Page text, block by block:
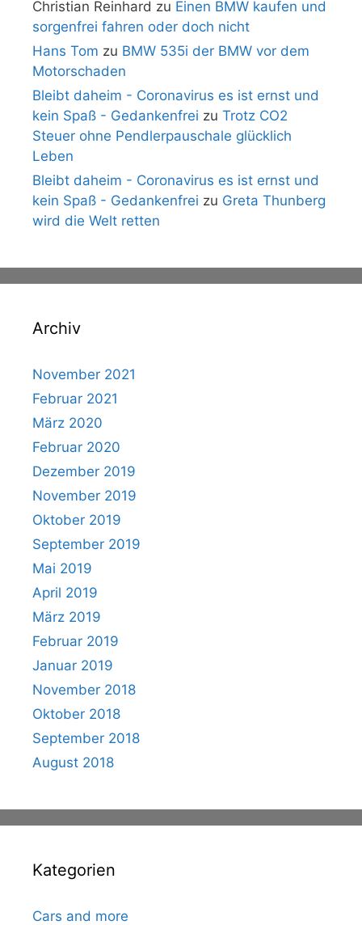
Christian Reinhard zu Einen BMW kaufen und
sorgenfrei fahren oder doch nicht
Hans Tom zu BMW 535i der BMW vor dem
Motorschaden
Bleibt daheim - Coronavirus es ist ernst und
kein Spaß - Gedankenfrei zu Trotz CO2
Steuer ohne Pendlerpauschale glücklich
Leben
Bleibt daheim - Coronavirus es ist ernst und
kein Spaß - Gedankenfrei zu Greta Thunberg
wird die Welt retten
Archiv
November 2021
Februar 2021
März 2020
Februar 2020
Dezember 2019
November 2019
Oktober 2019
September 2019
Mai 2019
April 2019
März 2019
Februar 2019
Januar 2019
November 2018
Oktober 2018
September 2018
August 2018
Kategorien
Cars and more